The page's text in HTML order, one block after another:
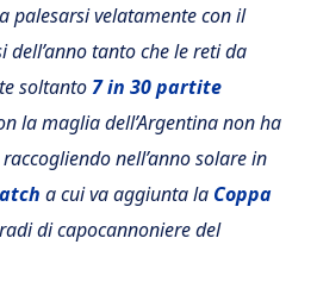
palesarsi velatamente con il
dell’anno tanto che le reti da
soltanto7 in 30 partite
la maglia dell’Argentina non ha
nell’anno solare in
a cui va aggiunta la Coppa
di capocannoniere del